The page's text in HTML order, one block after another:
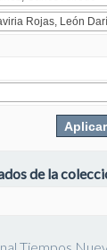
de la